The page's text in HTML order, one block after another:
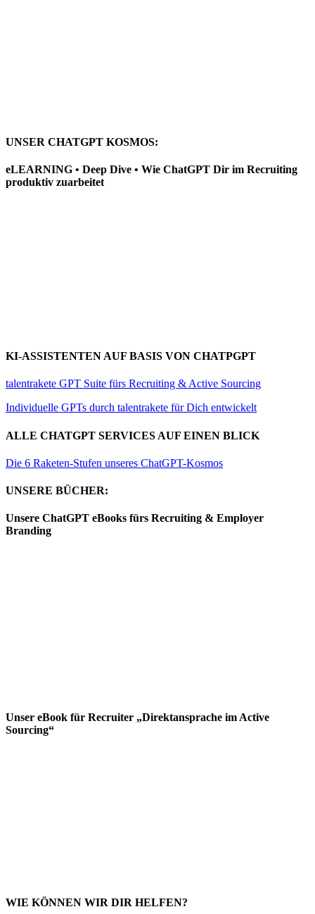
UNSER CHATGPT KOSMOS:
eLEARNING • Deep Dive • Wie ChatGPT Dir im Recruiting
produktiv zuarbeitet
KI-ASSISTENTEN AUF BASIS VON CHATPGPT
talentrakete GPT Suite fürs Recruiting & Active Sourcing
Individuelle GPTs durch talentrakete für Dich entwickelt
ALLE CHATGPT SERVICES AUF EINEN BLICK
Die 6 Raketen-Stufen unseres ChatGPT-Kosmos
UNSERE BÜCHER:
Unsere ChatGPT eBooks fürs Recruiting & Employer
Branding
Unser eBook für Recruiter „Direktansprache im Active
Sourcing“
WIE KÖNNEN WIR DIR HELFEN?